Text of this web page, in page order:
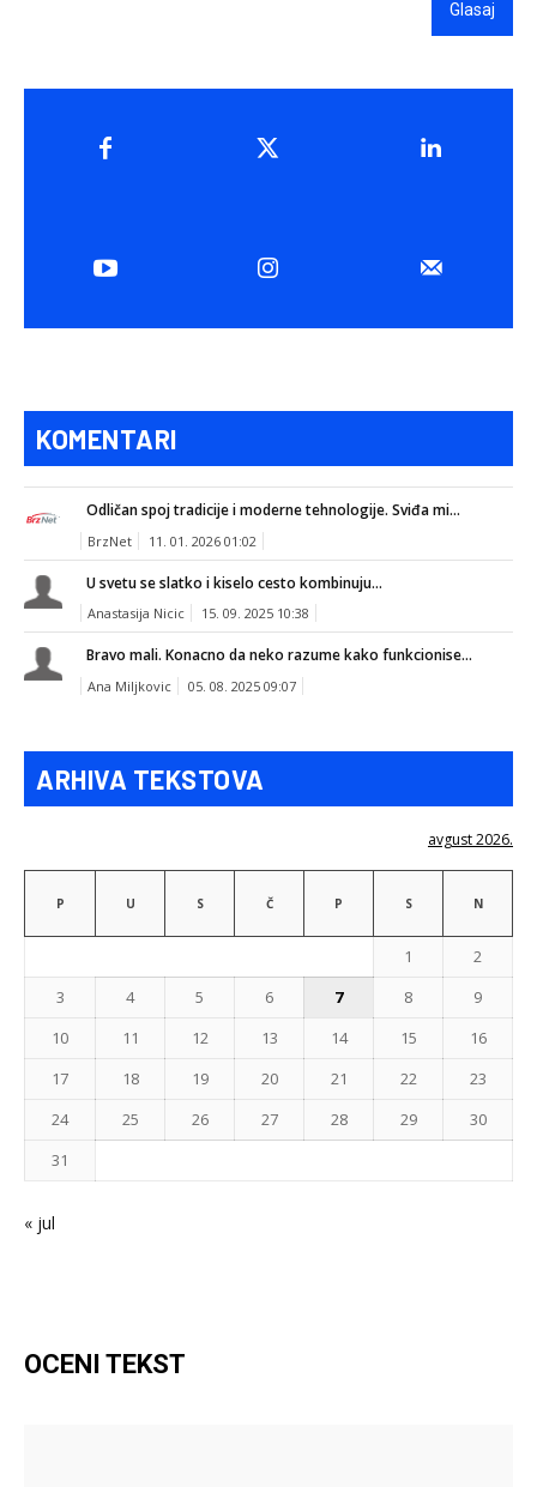
Glasaj
KOMENTARI
Odličan spoj tradicije i moderne tehnologije. Sviđa mi...
BrzNet 11. 01. 2026 01:02
U svetu se slatko i kiselo cesto kombinuju...
Anastasija Nicic 15. 09. 2025 10:38
Bravo mali. Konacno da neko razume kako funkcionise...
Ana Miljkovic 05. 08. 2025 09:07
ARHIVA TEKSTOVA
avgust 2026.
P U S Č P S N
1
2
3
4 5 6 7 8
9
10
11 12 13 14 15
16
17
18 19 20 21 22
23
24
25 26 27 28 29
30
31
« jul
OCENI TEKST